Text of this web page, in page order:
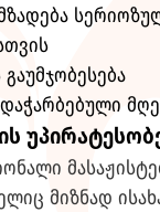
მიზნად